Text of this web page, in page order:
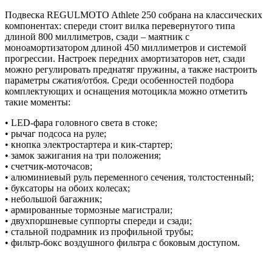
Подвеска REGULMOTO Athlete 250 собрана на классических
компонентах: спереди стоит вилка перевернутого типа
длиной 800 миллиметров, сзади – маятник с
моноамортизатором длиной 450 миллиметров и системой
прогрессии. Настроек передних амортизаторов нет, сзади
можно регулировать преднатяг пружины, а также настроить
параметры сжатия/отбоя. Среди особенностей подбора
комплектующих и оснащения мотоцикла можно отметить
такие моменты:
• LED-фара головного света в стоке;
• рычаг подсоса на руле;
• кнопка электростартера и кик-стартер;
• замок зажигания на три положения;
• счетчик-моточасов;
• алюминиевый руль переменного сечения, толстостенный;
• буксаторы на обоих колесах;
• небольшой багажник;
• армированные тормозные магистрали;
• двухпоршневые суппорты спереди и сзади;
• стальной подрамник из профильной трубы;
• фильтр-бокс воздушного фильтра с боковым доступом.